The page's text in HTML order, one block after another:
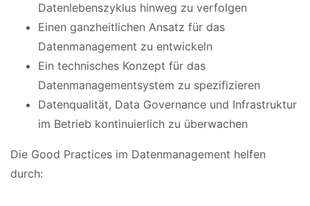
Datenlebenszyklus hinweg zu verfolgen
Einen ganzheitlichen Ansatz für das
Datenmanagement zu entwickeln
Ein technisches Konzept für das
Datenmanagementsystem zu spezifizieren
Datenqualität, Data Governance und Infrastruktur
im Betrieb kontinuierlich zu überwachen
Die Good Practices im Datenmanagement helfen
durch: